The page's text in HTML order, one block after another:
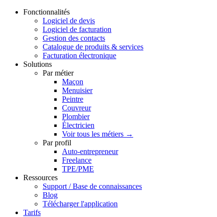
Fonctionnalités
Logiciel de devis
Logiciel de facturation
Gestion des contacts
Catalogue de produits & services
Facturation électronique
Solutions
Par métier
Maçon
Menuisier
Peintre
Couvreur
Plombier
Électricien
Voir tous les métiers →
Par profil
Auto-entrepreneur
Freelance
TPE/PME
Ressources
Support / Base de connaissances
Blog
Télécharger l'application
Tarifs